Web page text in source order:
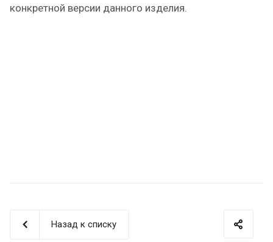
конкретной версии данного изделия.
Назад к списку